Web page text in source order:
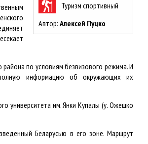
Туризм спортивный
Автор: Алексей Пуцко
по условиям безвизового режима. И
информацию об окружающих их
университета им. Янки Купалы (у. Ожешко
Беларусью в его зоне. Маршрут